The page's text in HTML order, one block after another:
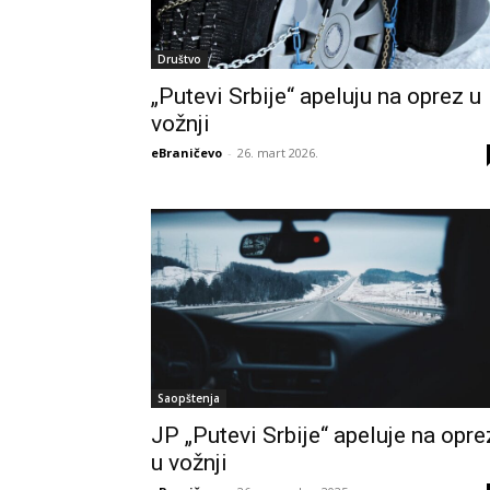
Društvo
„Putevi Srbije“ apeluju na oprez u
vožnji
eBraničevo - 26. mart 2026.
Saopštenja
JP „Putevi Srbije“ apeluje na
u vožnji